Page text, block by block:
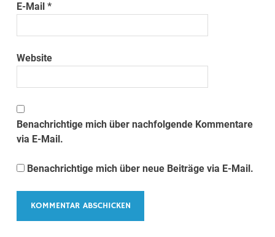
E-Mail*
Website
Benachrichtige mich über nachfolgende Kommentare
via E-Mail.
Benachrichtige mich über neue Beiträge via E-Mail.